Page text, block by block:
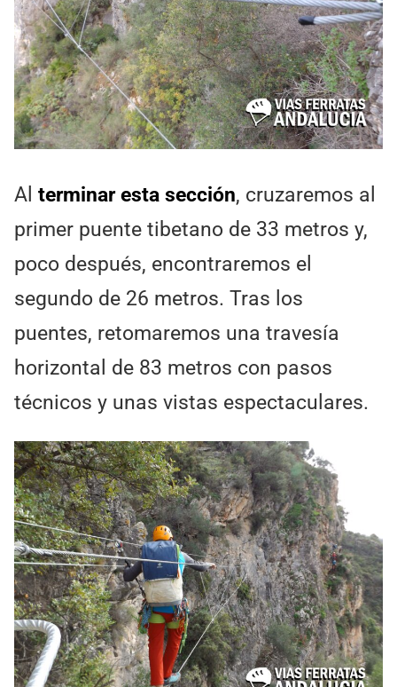
Al terminar esta sección, cruzaremos al
primer puente tibetano de 33 metros y,
poco después, encontraremos el
segundo de 26 metros. Tras los
puentes, retomaremos una travesía
horizontal de 83 metros con pasos
técnicos y unas vistas espectaculares.